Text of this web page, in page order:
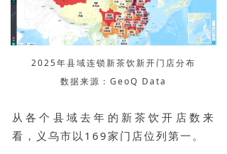
2025年县域连锁新茶饮新开门店分布
数据来源：GeoQ Data
从各个县域去年的新茶饮开店数来
看，义乌市以169家门店位列第一。